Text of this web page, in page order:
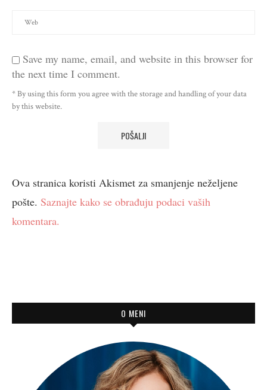
Save my name, email, and website in this browser for
the next time I comment.
* By using this form you agree with the storage and handling of your data
by this website.
Ova stranica koristi Akismet za smanjenje neželjene
pošte. Saznajte kako se obrađuju podaci vaših
komentara.
O MENI